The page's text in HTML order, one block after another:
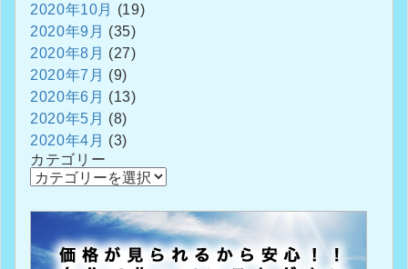
2020年10月
(19)
2020年9月 (35)
2020年8月 (27)
2020年7月 (9)
2020年6月 (13)
2020年5月 (8)
2020年4月 (3)
カテゴリー